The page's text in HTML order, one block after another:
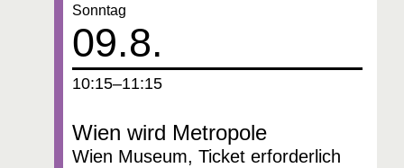
Wien wird Metropole
Wien Museum, Ticket erforderlich
Datum:
09.8.
Sonntag
um
10:15–11:15